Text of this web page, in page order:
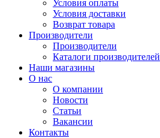
Условия оплаты
Условия доставки
Возврат товара
Производители
Производители
Каталоги производителей
Наши магазины
О нас
О компании
Новости
Статьи
Вакансии
Контакты